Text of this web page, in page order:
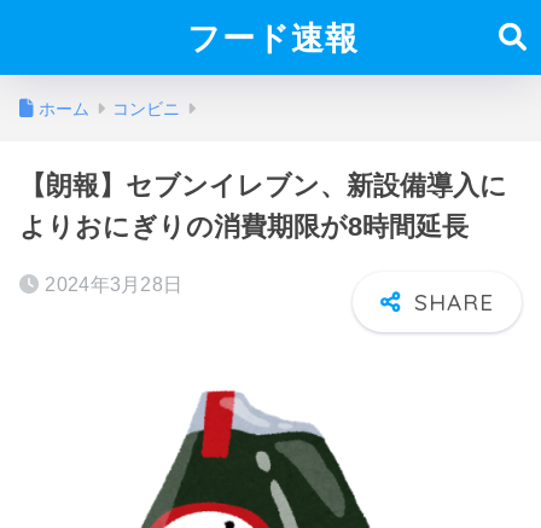
フード速報
ホーム コンビニ
【朗報】セブンイレブン、新設備導入に
よりおにぎりの消費期限が8時間延長
2024年3月28日